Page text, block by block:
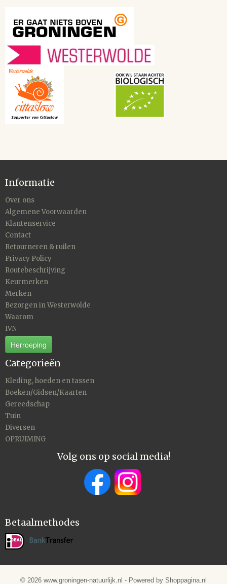
Informatie
Over ons
Algemene Voorwaarden
Klantenservice
Contact
Retourneren & ruilen
Privacy Policy
Routebeschrijving
Keurmerken
Merken
Bezorgen in Westerwolde
Waarom
IVN
Herroeping
Categorieën
Kleding, hoeden en tassen
Boeken/Gidsen/Kaarten
Gereedschap
Tuin
Diversen
OPRUIMING
Volg ons op social media!
Betaalmethodes
© 2026 www.groningen-natuurlijk.nl - Powered by Shoppagina.nl